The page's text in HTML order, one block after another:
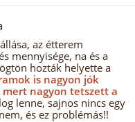
az étterem
mennyisége, na és a
hozták helyette a
is nagyon jók
nagyon tetszett a
lenne, sajnos nincs egy
és ez problémás!!